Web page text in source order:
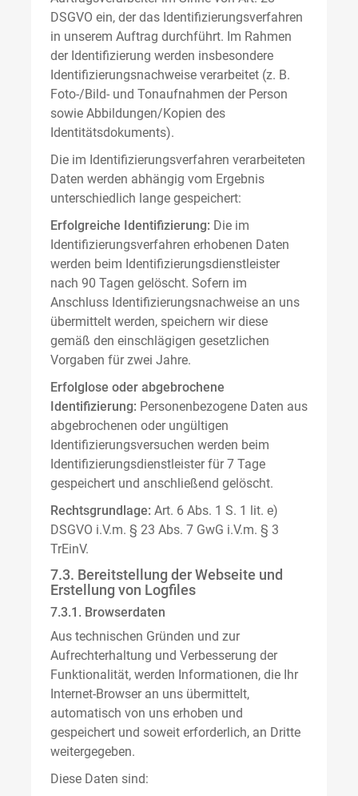
DSGVO ein, der das Identifizierungsverfahren
in unserem Auftrag durchführt. Im Rahmen
der Identifizierung werden insbesondere
Identifizierungsnachweise verarbeitet (z. B.
Foto-/Bild- und Tonaufnahmen der Person
sowie Abbildungen/Kopien des
Identitätsdokuments).
Die im Identifizierungsverfahren verarbeiteten
Daten werden abhängig vom Ergebnis
unterschiedlich lange gespeichert:
Erfolgreiche Identifizierung: Die im
Identifizierungsverfahren erhobenen Daten
werden beim Identifizierungsdienstleister
nach 90 Tagen gelöscht. Sofern im
Anschluss Identifizierungsnachweise an uns
übermittelt werden, speichern wir diese
gemäß den einschlägigen gesetzlichen
Vorgaben für zwei Jahre.
Erfolglose oder abgebrochene
Identifizierung: Personenbezogene Daten aus
abgebrochenen oder ungültigen
Identifizierungsversuchen werden beim
Identifizierungsdienstleister für 7 Tage
gespeichert und anschließend gelöscht.
Rechtsgrundlage: Art. 6 Abs. 1 S. 1 lit. e)
DSGVO i.V.m. § 23 Abs. 7 GwG i.V.m. § 3
TrEinV.
7.3. Bereitstellung der Webseite und
Erstellung von Logfiles
7.3.1. Browserdaten
Aus technischen Gründen und zur
Aufrechterhaltung und Verbesserung der
Funktionalität, werden Informationen, die Ihr
Internet-Browser an uns übermittelt,
automatisch von uns erhoben und
gespeichert und soweit erforderlich, an Dritte
weitergegeben.
Diese Daten sind: